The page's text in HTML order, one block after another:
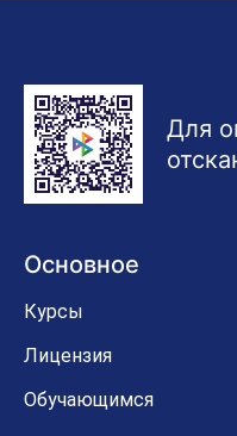
Для
Основное
Курсы
Лицензия
Обучающимся